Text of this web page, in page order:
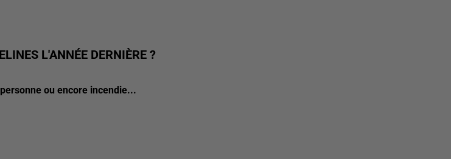
L'ANNÉE DERNIÈRE ?
ou encore incendie...